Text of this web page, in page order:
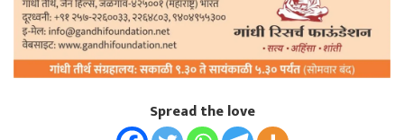
Spread the love